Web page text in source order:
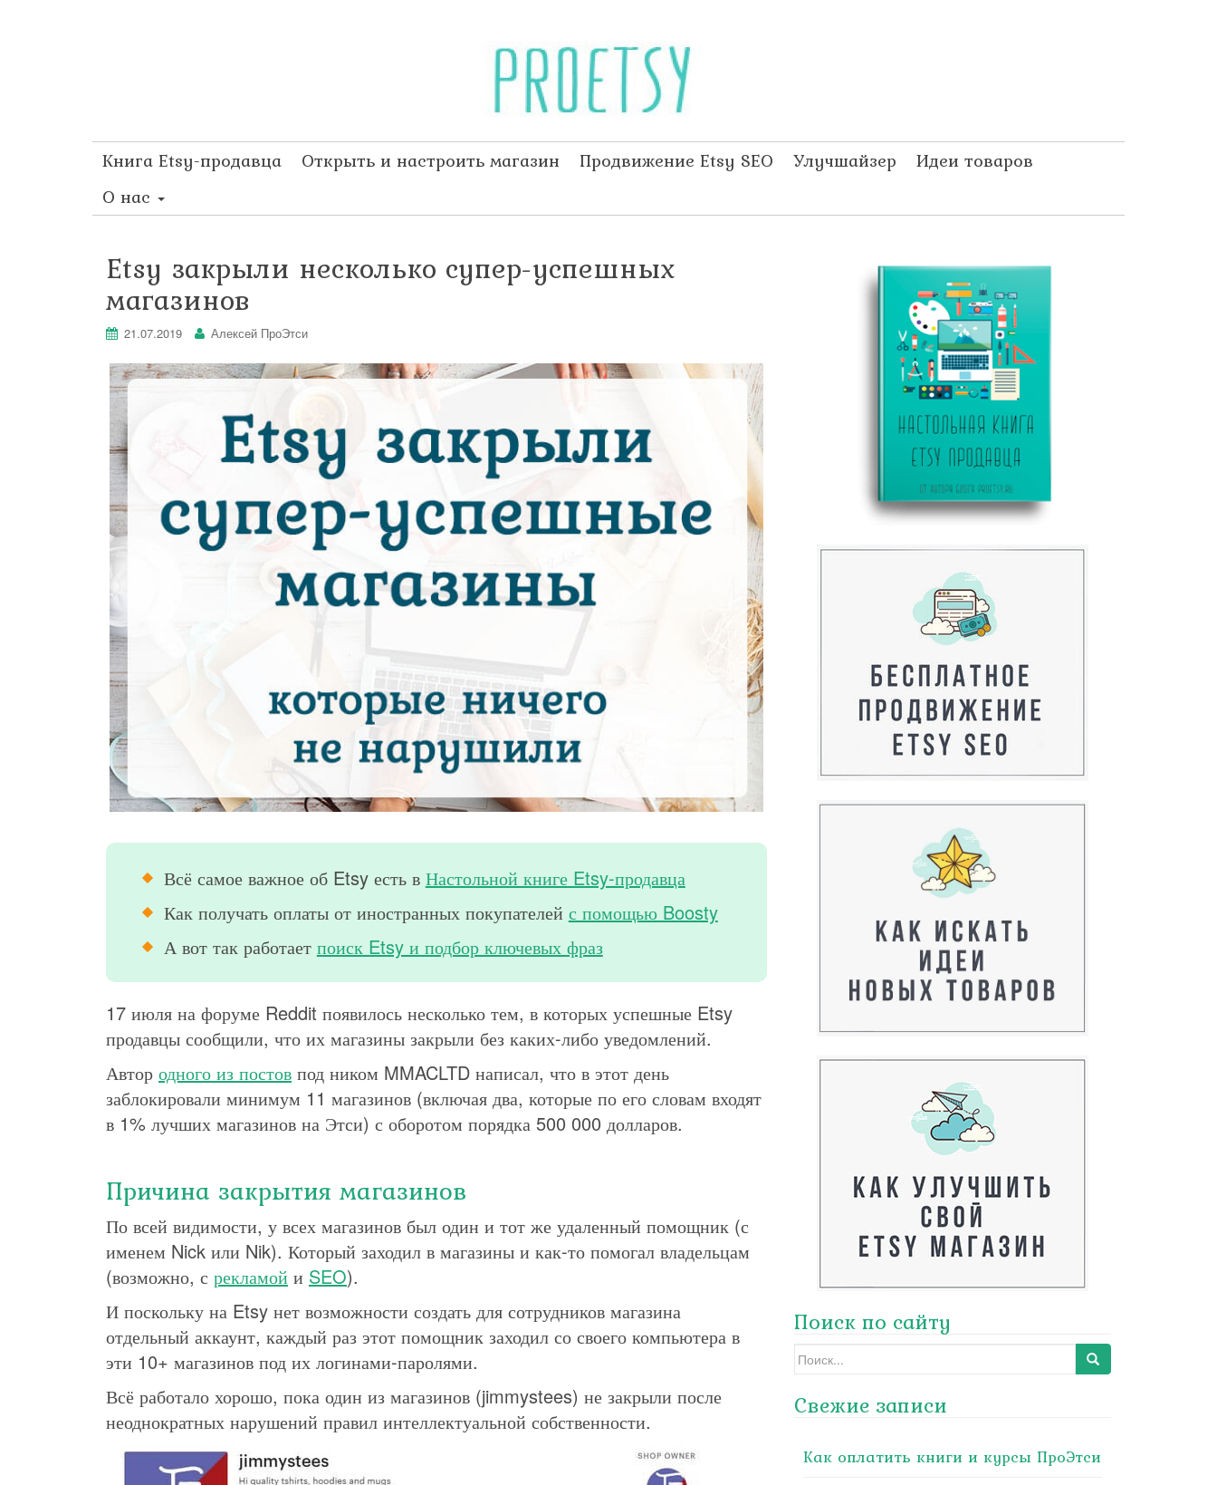
Книга Etsy-продавца Открыть и настроить магазин Продвижение Etsy SEO Улучшайзер
Идеи товаров
О нас
Etsy закрыли несколько супер-успешных
магазинов
21.07.2019 Алексей ПроЭтси
Всё самое важное об Etsy есть в Настольной книге Etsy-продавца
Как получать оплаты от иностранных покупателей с помощью Boosty
А вот так работает поиск Etsy и подбор ключевых фраз
17 июля на форуме Reddit появилось несколько тем, в которых успешные Etsy
продавцы сообщили, что их магазины закрыли без каких-либо уведомлений.
Автор одного из постов под ником MMACLTD написал, что в этот день
заблокировали минимум 11 магазинов (включая два, которые по его словам входят
в 1% лучших магазинов на Этси) с оборотом порядка 500 000 долларов.
Причина закрытия магазинов
По всей видимости, у всех магазинов был один и тот же удаленный помощник (с
именем Nick или Nik). Который заходил в магазины и как-то помогал владельцам
(возможно, с рекламой и SEO).
И поскольку на Etsy нет возможности создать для сотрудников магазина
отдельный аккаунт, каждый раз этот помощник заходил со своего компьютера в
эти 10+ магазинов под их логинами-паролями.
Всё работало хорошо, пока один из магазинов (jimmystees) не закрыли после
неоднократных нарушений правил интеллектуальной собственности.
Поиск по сайту
Search
for:
Свежие записи
Как оплатить книги и курсы ПроЭтси